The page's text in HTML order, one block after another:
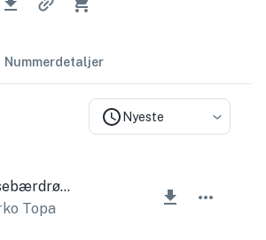
Nummerdetaljer
Nyeste
Kirsebærdrømme
Topa